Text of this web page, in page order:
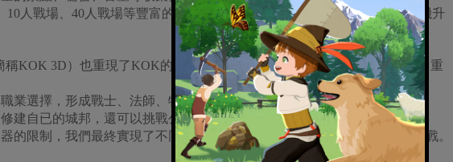
10人戰場、40人戰場等豐富的隊伍團隊玩法供玩家體驗，不再是簡單的掛機升
稱KOK 3D）也重現了KOK的各種精髓，並且結合手機的移動特性，進行了重
業選擇，形成戰士、法師、牧師體系。
建自已的城邦，還可以挑戰公會副本進行公會戰。
的限制，我們最終實現了不同服的玩家也能一起組隊副本，進行跨服公會戰。